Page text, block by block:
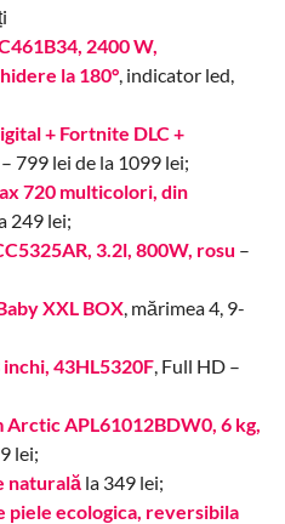
2400 W,
la 180°, indicator led,
+ Fortnite DLC +
799 lei de la 1099 lei;
720 multicolori, din
249 lei;
3.2l, 800W, rosu –
XXL BOX, mărimea 4, 9-
43HL5320F, Full HD –
Arctic APL61012BDW0, 6 kg,
lei;
naturală la 349 lei;
piele ecologica, reversibila